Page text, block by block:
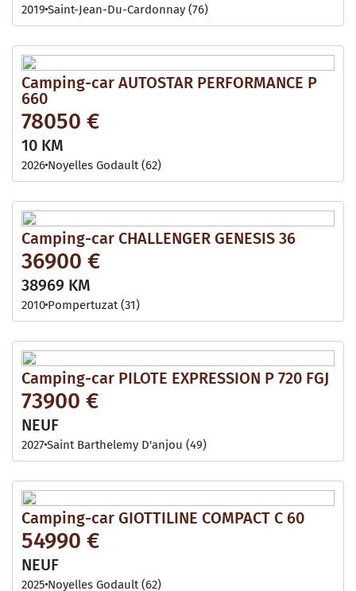
2019 Saint-Jean-Du-Cardonnay (76)
Camping-car AUTOSTAR PERFORMANCE P
660
78050 €
10 KM
2026 Noyelles Godault (62)
Camping-car CHALLENGER GENESIS 36
36900 €
38969 KM
2010 Pompertuzat (31)
Camping-car PILOTE EXPRESSION P 720 FGJ
73900 €
NEUF
2027Saint Barthelemy D'anjou (49)
Camping-car GIOTTILINE COMPACT C 60
54990 €
NEUF
2025 Noyelles Godault (62)